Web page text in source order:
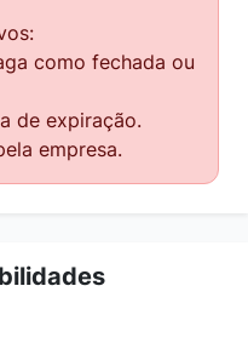
como fechada ou
de expiração.
empresa.